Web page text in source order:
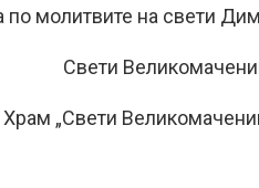
молитвите на свети
Свети
Храм „Свети